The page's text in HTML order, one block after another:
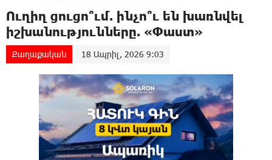
Ուղիղ ցուցո՞ւմ. ինչո՞ւ են խառնվել
իշխանությունները. «Փաստ»
Քաղաքական 18 Ապրիլ, 2026 9:03